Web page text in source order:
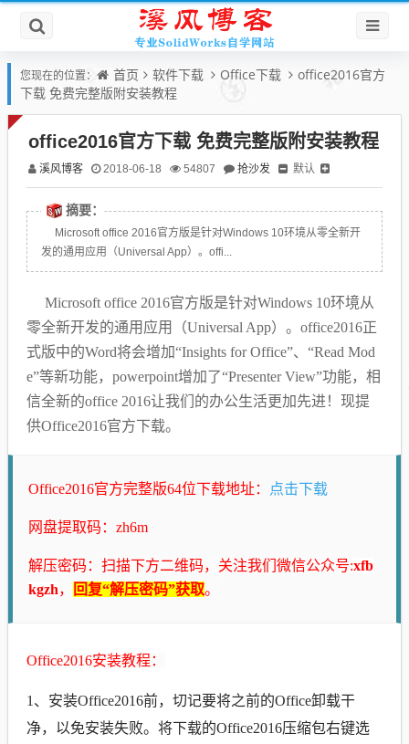
您现在的位置： 首页 软件下载 Office下载
office2016官方
下载 免费完整版附安装教程
office2016官方下载 免费完整版附安装教程
溪风博客 2018-06-18 54807 抢沙发 默认
摘要：
Microsoft office 2016官方版是针对Windows 10环境从零全新开
发的通用应用（Universal App）。offi...
Microsoft office 2016官方版是针对Windows 10环境从
零全新开发的通用应用（Universal App）。office2016正
式版中的Word将会增加“Insights for Office”、“Read Mod
e”等新功能，powerpoint增加了“Presenter View”功能，相
信全新的office 2016让我们的办公生活更加先进！现提
供Office2016官方下载。
Office2016官方完整版64位下载地址： 点击下载
网盘提取码：zh6m
解压密码： 扫描下方二维码，关注我们微信公众号:xfb
kgzh， 回复“解压密码”获取。
Office2016安装教程：
1、安装Office2016前，切记要将之前的Office卸载干
净，以免安装失败。将下载的Office2016压缩包右键选